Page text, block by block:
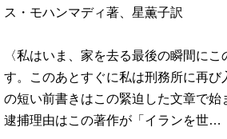
ス・モハンマディ著、星薫子訳
〈私はいま、家を去る最後の瞬間にこ
す。このあとすぐに私は刑務所に再び
の短い前書きはこの緊迫した文章で始
逮捕理由はこの著作が「イランを世…